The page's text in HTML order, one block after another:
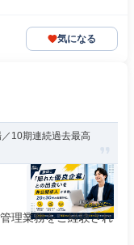
気になる
10期連続過去最高
理業務をご経験され